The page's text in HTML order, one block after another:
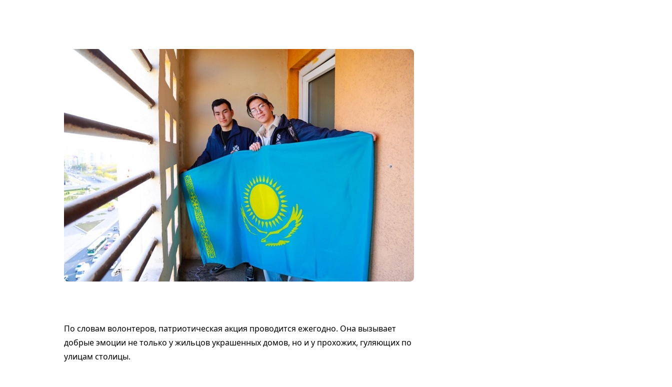
По словам волонтеров, патриотическая акция проводится ежегодно. Она вызывает
добрые эмоции не только у жильцов украшенных домов, но и у прохожих, гуляющих по
улицам столицы.